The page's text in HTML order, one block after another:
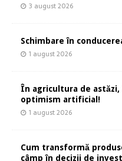
3 august 2026
Schimbare în
1 august 2026
În agricultura de
optimism artificial!
1 august 2026
Cum transformă
câmp în decizii de